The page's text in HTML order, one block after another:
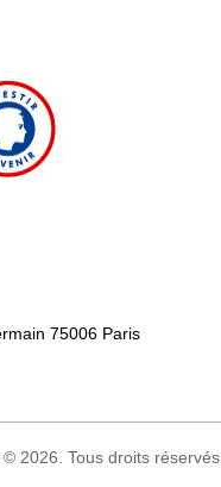
75006 Paris
2026. Tous droits réservés.